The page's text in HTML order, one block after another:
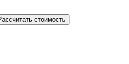
стоимость